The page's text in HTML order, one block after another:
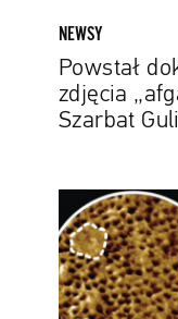
NEWSY
Powstał
zdjęcia
Szarbat Guli
najostrzejsze
zdjęcie
żywej
bakterii